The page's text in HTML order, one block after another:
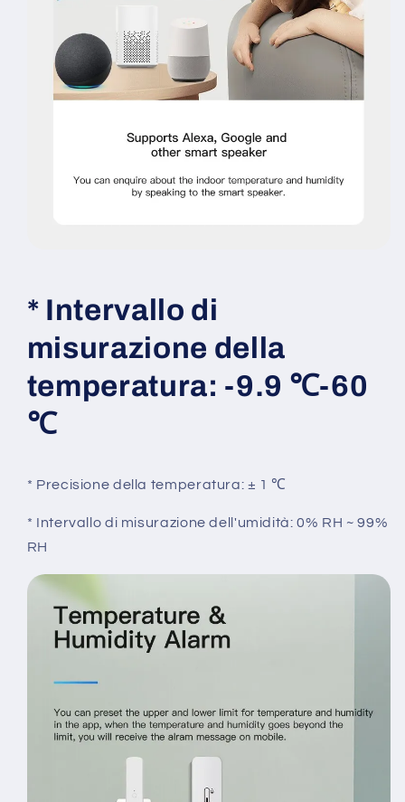
* Intervallo di
misurazione della
temperatura: -9.9 ℃-60
℃
* Precisione della temperatura: ± 1 ℃
* Intervallo di misurazione dell'umidità: 0% RH ~ 99%
RH